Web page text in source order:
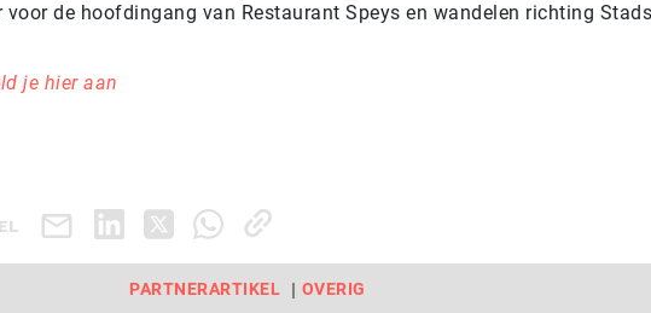
voor de hoofdingang van Restaurant Speys en wandelen richting
je hier aan
PARTNERARTIKEL OVERIG